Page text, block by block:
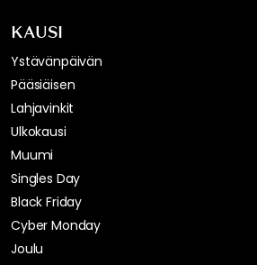
KAUSI
Ystävänpäivän
Pääsiäisen
Lahjavinkit
Ulkokausi
Muumi
Singles Day
Black Friday
Cyber Monday
Joulu